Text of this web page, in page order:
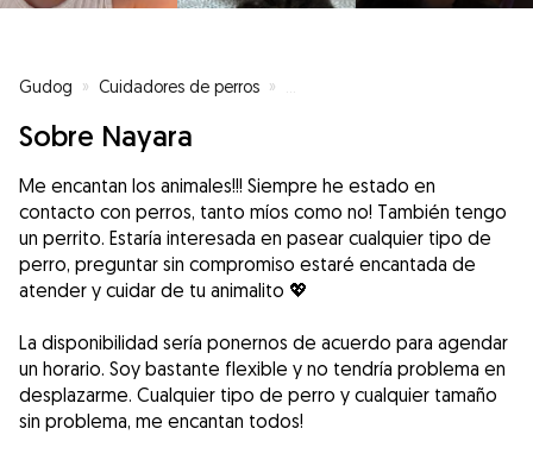
Gudog » Cuidadores de perros »
Sobre Nayara
Me encantan los animales!!! Siempre he estado en
contacto con perros, tanto míos como no! También tengo
un perrito. Estaría interesada en pasear cualquier tipo de
perro, preguntar sin compromiso estaré encantada de
atender y cuidar de tu animalito 💖
La disponibilidad sería ponernos de acuerdo para agendar
un horario. Soy bastante flexible y no tendría problema en
desplazarme. Cualquier tipo de perro y cualquier tamaño
sin problema, me encantan todos!